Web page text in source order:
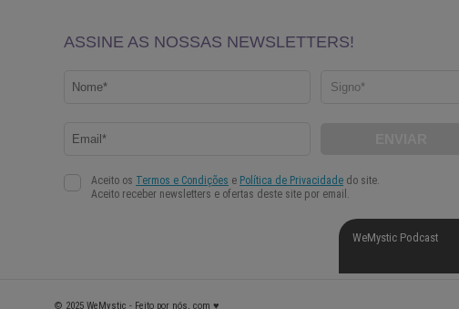
WeMystic Podcast
© 2025 WeMystic - Feito por nós, com ♥